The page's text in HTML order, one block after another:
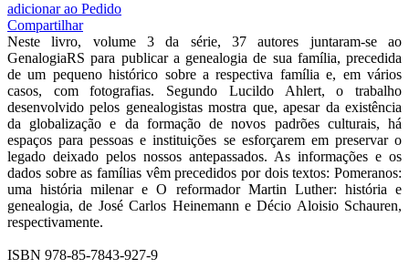
adicionar ao Pedido
Compartilhar
Neste livro, volume 3 da série, 37 autores juntaram-se ao
GenalogiaRS para publicar a genealogia de sua família, precedida
de um pequeno histórico sobre a respectiva família e, em vários
casos, com fotografias. Segundo Lucildo Ahlert, o trabalho
desenvolvido pelos genealogistas mostra que, apesar da existência
da globalização e da formação de novos padrões culturais, há
espaços para pessoas e instituições se esforçarem em preservar o
legado deixado pelos nossos antepassados. As informações e os
dados sobre as famílias vêm precedidos por dois textos: Pomeranos:
uma história milenar e O reformador Martin Luther: história e
genealogia, de José Carlos Heinemann e Décio Aloisio Schauren,
respectivamente.
ISBN 978-85-7843-927-9